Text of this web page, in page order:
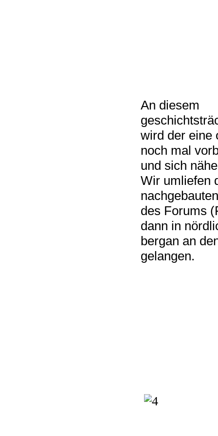
An diesem
wird der eine
noch mal
und sich
Wir umliefen
des Forums
dann in
bergan an
gelangen.